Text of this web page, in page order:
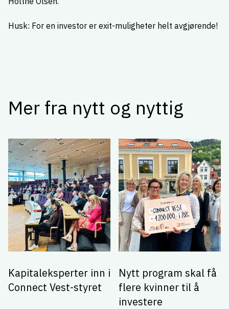
Husk: For en investor er exit-muligheter helt avgjørende!
Mer fra nytt og nyttig
Kapitaleksperter inn i
Connect Vest-styret
Nytt program skal få
flere kvinner til å
investere